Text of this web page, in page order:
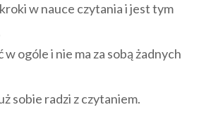
w nauce czytania i jest tym
ogóle i nie ma za sobą żadnych
sobie radzi z czytaniem.